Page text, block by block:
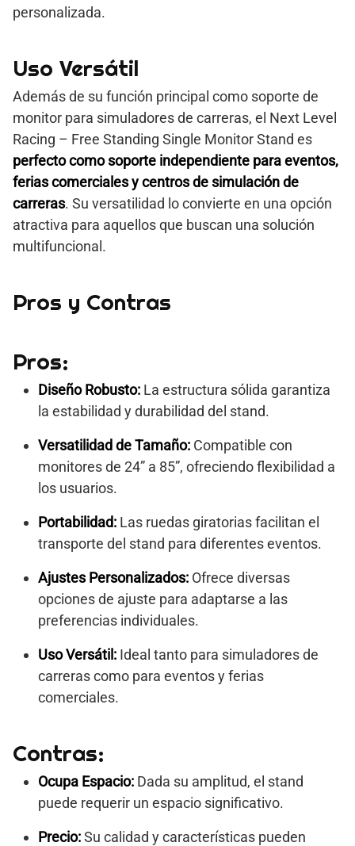
personalizada.
Uso Versátil
Además de su función principal como soporte de
monitor para simuladores de carreras, el Next Level
Racing – Free Standing Single Monitor Stand es
perfecto como soporte independiente para eventos,
ferias comerciales y centros de simulación de
carreras. Su versatilidad lo convierte en una opción
atractiva para aquellos que buscan una solución
multifuncional.
Pros y Contras
Pros:
Diseño Robusto: La estructura sólida garantiza
la estabilidad y durabilidad del stand.
Versatilidad de Tamaño: Compatible con
monitores de 24” a 85”, ofreciendo flexibilidad a
los usuarios.
Portabilidad: Las ruedas giratorias facilitan el
transporte del stand para diferentes eventos.
Ajustes Personalizados: Ofrece diversas
opciones de ajuste para adaptarse a las
preferencias individuales.
Uso Versátil: Ideal tanto para simuladores de
carreras como para eventos y ferias
comerciales.
Contras:
Ocupa Espacio: Dada su amplitud, el stand
puede requerir un espacio significativo.
Precio:Su calidad y características pueden